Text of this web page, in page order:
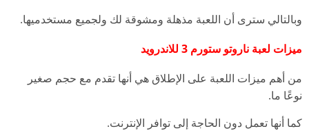
وبالتالي سترى أن اللعبة مذهلة ومشوقة لك ولجميع مستخدميها.
ميزات لعبة ناروتو ستورم 3 للاندرويد
من أهم ميزات اللعبة على الإطلاق هي أنها تقدم مع حجم صغير
نوعًا ما.
كما أنها تعمل دون الحاجة إلى توافر الإنترنت.